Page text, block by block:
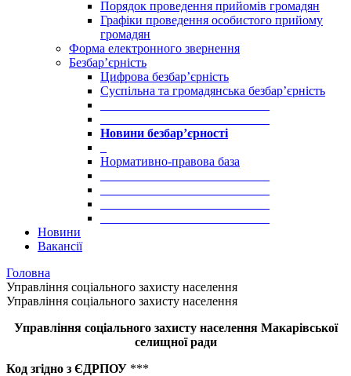
Порядок проведення прийомів громадян
Графіки проведення особистого прийому
громадян
Форма електронного звернення
Безбар’єрність
Цифрова безбар’єрність
Суспільна та громадянська безбар’єрність
Новини безбар’єрності
Нормативно-правова база
Новини
Вакансії
Головна
Управління соціального захисту населення
Управління соціального захисту населення
Управління соціального захисту населення Макарівської
селищної ради
Код згідно з ЄДРПОУ ***